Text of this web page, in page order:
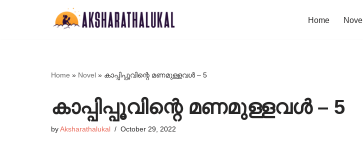
Home Novel
Home » Novel » കാപ്പിപ്പൂവിന്റെ മണമുള്ളവൾ – 5
കാപ്പിപ്പൂവിന്റെ മണമുള്ളവൾ – 5
byAksharathalukal October 29, 2022